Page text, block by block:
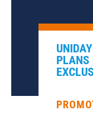
PLANS